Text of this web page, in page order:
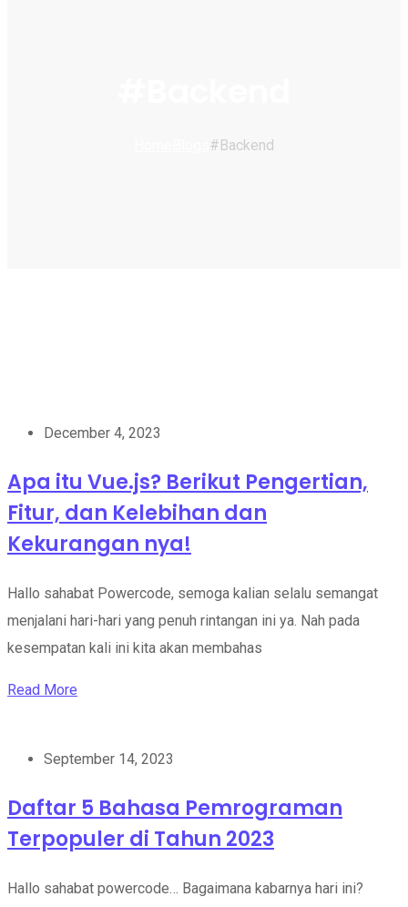
#Backend
December 4, 2023
Apa itu Vue.js? Berikut Pengertian,
Fitur, dan Kelebihan dan
Kekurangan nya!
Hallo sahabat Powercode, semoga kalian selalu semangat
menjalani hari-hari yang penuh rintangan ini ya. Nah pada
kesempatan kali ini kita akan membahas
Read More
September 14, 2023
Daftar 5 Bahasa Pemrograman
Terpopuler di Tahun 2023
Hallo sahabat powercode… Bagaimana kabarnya hari ini?